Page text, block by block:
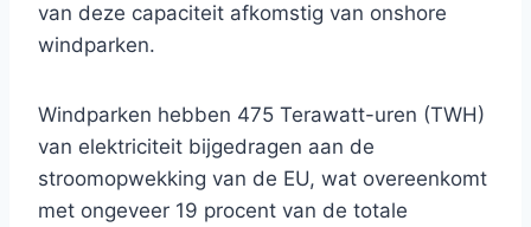
van deze capaciteit afkomstig van onshore
windparken.
Windparken hebben 475 Terawatt-uren (TWH)
van elektriciteit bijgedragen aan de
stroomopwekking van de EU, wat overeenkomt
met ongeveer 19 procent van de totale